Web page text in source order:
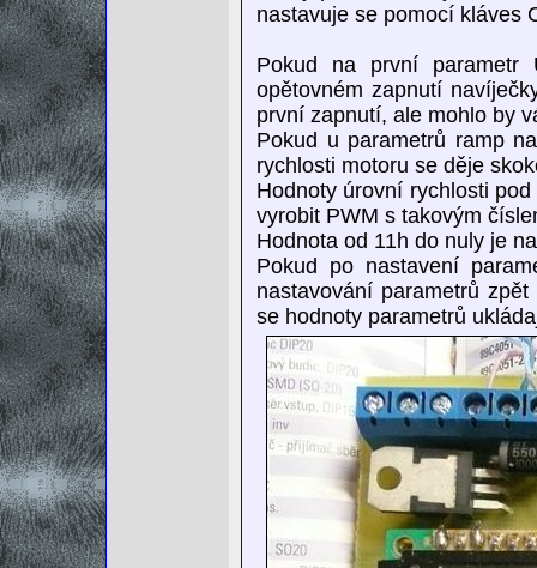
nastavuje se pomocí kláves
Pokud na první
opětovném zapnutí
první zapnutí, ale mohlo by
Pokud u parametrů ramp
rychlosti motoru se děje
Hodnoty úrovní rychlosti
vyrobit PWM s takovým
Hodnota od 11h do nuly je
Pokud po nastavení
nastavování parametrů
se hodnoty parametrů